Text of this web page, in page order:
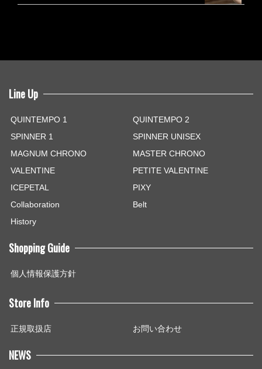
Line Up
QUINTEMPO 1
QUINTEMPO 2
SPINNER 1
SPINNER UNISEX
MAGNUM CHRONO
MASTER CHRONO
VALENTINE
PETITE VALENTINE
ICEPETAL
PIXY
Collaboration
Belt
History
Shopping Guide
個人情報保護方針
Store Info
正規取扱店 お問い合わせ
NEWS